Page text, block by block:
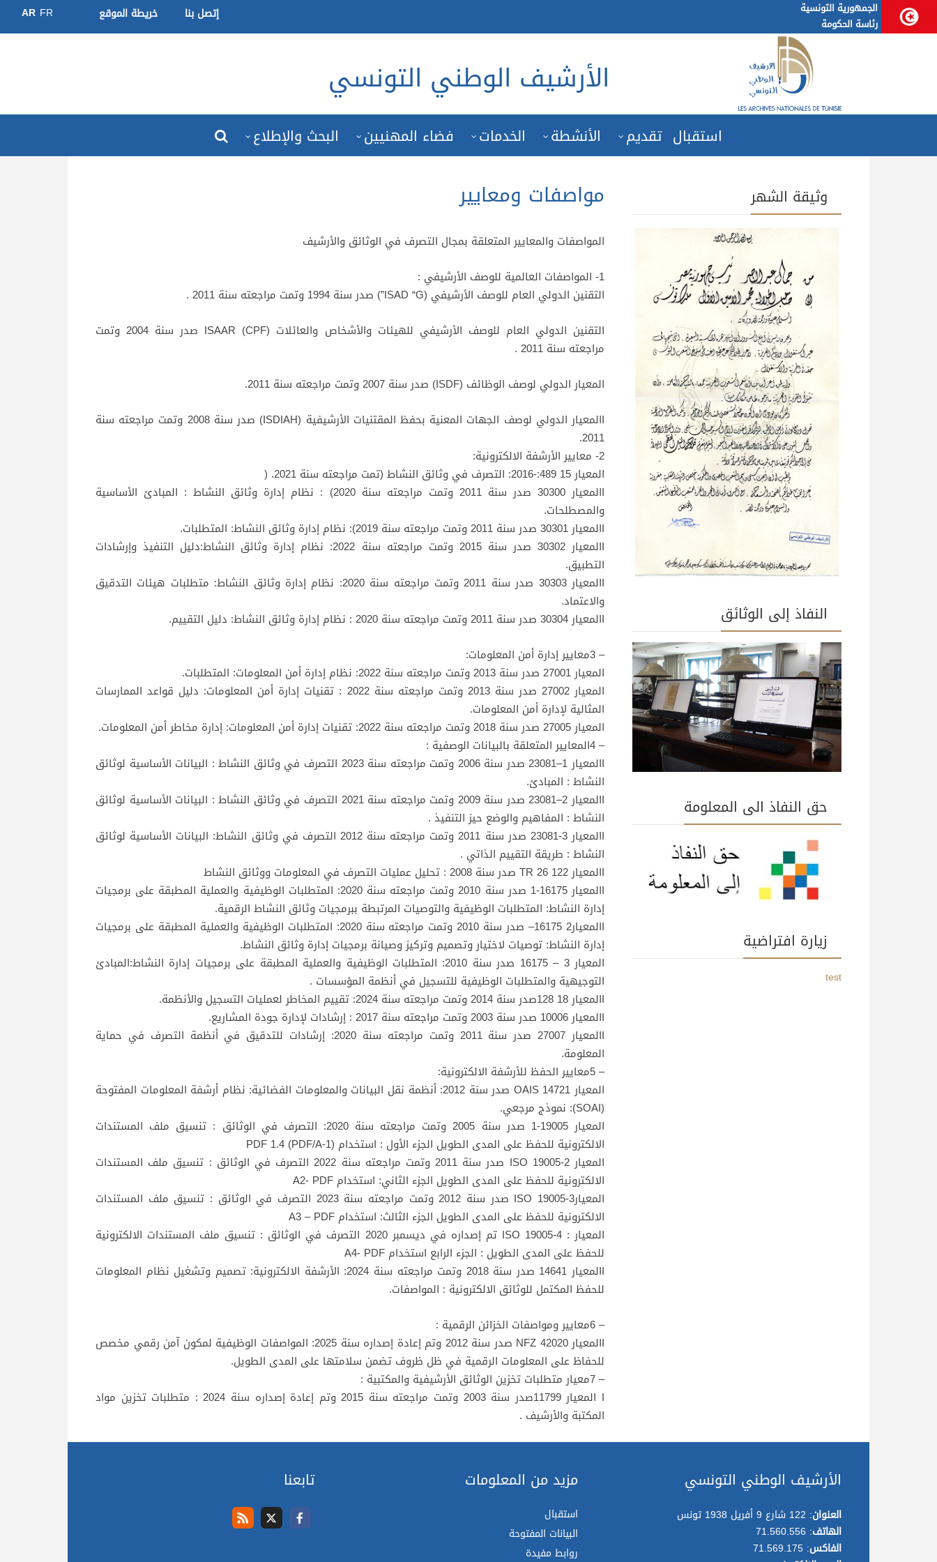
الجمهورية التونسية
رئاسة الحكومة
AR FR خريطة الموقع إتصل بنا
الأرشيف الوطني التونسي
استقبال تقديم الأنشطة الخدمات فضاء المهنيين البحث والإطلاع
مواصفات ومعايير
المواصفات والمعايير المتعلقة بمجال التصرف في الوثائق والأرشيف
1- المواصفات العالمية للوصف الأرشيفي :
التقنين الدولي العام للوصف الأرشيفي (ISAD “G”) صدر سنة 1994 وتمت مراجعته سنة 2011 .
التقنين الدولي العام للوصف الأرشيفي للهيئات والأشخاص والعائلات ISAAR (CPF) صدر سنة 2004 وتمت
مراجعته سنة 2011 .
المعيار الدولي لوصف الوظائف (ISDF) صدر سنة 2007 وتمت مراجعته سنة 2011.
Iالمعيار الدولي لوصف الجهات المعنية بحفظ المقتنيات الأرشيفية (ISDIAH) صدر سنة 2008 وتمت مراجعته سنة
2011.
2- معايير الأرشفة الالكترونية:
المعيار 15 489:-2016: التصرف في وثائق النشاط (تمت مراجعته سنة 2021. (
Iالمعيار 30300 صدر سنة 2011 وتمت مراجعته سنة 2020) : نظام إدارة وثائق النشاط : المبادئ الأساسية
والمصطلحات.
Iالمعيار 30301 صدر سنة 2011 وتمت مراجعته سنة 2019): نظام إدارة وثائق النشاط: المتطلبات.
Iالمعيار 30302 صدر سنة 2015 وتمت مراجعته سنة 2022: نظام إدارة وثائق النشاط:دليل التنفيذ وإرشادات
التطبيق.
Iالمعيار 30303 صدر سنة 2011 وتمت مراجعته سنة 2020: نظام إدارة وثائق النشاط: متطلبات هيئات التدقيق
والاعتماد.
Iالمعيار 30304 صدر سنة 2011 وتمت مراجعته سنة 2020 : نظام إدارة وثائق النشاط: دليل التقييم.
– 3معايير إدارة أمن المعلومات:
المعيار 27001 صدر سنة 2013 وتمت مراجعته سنة 2022: نظام إدارة أمن المعلومات: المتطلبات.
المعيار 27002 صدر سنة 2013 وتمت مراجعته سنة 2022 : تقنيات إدارة أمن المعلومات: دليل قواعد الممارسات
المثالية لإدارة أمن المعلومات.
المعيار 27005 صدر سنة 2018 وتمت مراجعته سنة 2022: تقنيات إدارة أمن المعلومات: إدارة مخاطر أمن المعلومات.
– 4المعايير المتعلقة بالبيانات الوصفية :
Iالمعيار 1–23081 صدر سنة 2006 وتمت مراجعته سنة 2023 التصرف في وثائق النشاط : البيانات الأساسية لوثائق
النشاط : المبادئ.
Iالمعيار 2–23081 صدر سنة 2009 وتمت مراجعته سنة 2021 التصرف في وثائق النشاط : البيانات الأساسية لوثائق
النشاط : المفاهيم والوضع حيز التنفيذ .
Iالمعيار 3-23081 صدر سنة 2011 وتمت مراجعته سنة 2012 التصرف في وثائق النشاط: البيانات الأساسية لوثائق
النشاط : طريقة التقييم الذاتي .
Iالمعيار TR 26 122 صدر سنة 2008 : تحليل عمليات التصرف في المعلومات ووثائق النشاط
Iالمعيار 16175-1 صدر سنة 2010 وتمت مراجعته سنة 2020: المتطلبات الوظيفية والعملية المطبقة على برمجيات
إدارة النشاط: المتطلبات الوظيفية والتوصيات المرتبطة ببرمجيات وثائق النشاط الرقمية.
Iالمعيار2 16175– صدر سنة 2010 وتمت مراجعته سنة 2020: المتطلبات الوظيفية والعملية المطبقة على برمجيات
إدارة النشاط: توصيات لاختيار وتصميم وتركيز وصيانة برمجيات إدارة وثائق النشاط.
المعيار 3 – 16175 صدر سنة 2010: المتطلبات الوظيفية والعملية المطبقة على برمجيات إدارة النشاط:المبادئ
التوجيهية والمتطلبات الوظيفية للتسجيل في أنظمة المؤسسات .
Iالمعيار 18 128صدر سنة 2014 وتمت مراجعته سنة 2024: تقييم المخاطر لعمليات التسجيل والأنظمة.
Iالمعيار 10006 صدر سنة 2003 وتمت مراجعته سنة 2017 : إرشادات لإدارة جودة المشاريع.
Iالمعيار 27007 صدر سنة 2011 وتمت مراجعته سنة 2020: إرشادات للتدقيق في أنظمة التصرف في حماية
المعلومة.
– 5معايير الحفظ للأرشفة الالكترونية:
المعيار OAIS 14721 صدر سنة 2012: أنظمة نقل البيانات والمعلومات الفضائية: نظام أرشفة المعلومات المفتوحة
(SOAI): نموذج مرجعي.
المعيار 19005-1 صدر سنة 2005 وتمت مراجعته سنة 2020: التصرف في الوثائق : تنسيق ملف المستندات
الالكترونية للحفظ على المدى الطويل الجزء الأول : استخدام (PDF/A-1) PDF 1.4
المعيار ISO 19005-2 صدر سنة 2011 وتمت مراجعته سنة 2022 التصرف في الوثائق : تنسيق ملف المستندات
الالكترونية للحفظ على المدى الطويل الجزء الثاني: استخدام A2- PDF
المعيارISO 19005-3 صدر سنة 2012 وتمت مراجعته سنة 2023 التصرف في الوثائق : تنسيق ملف المستندات
الالكترونية للحفظ على المدى الطويل الجزء الثالث: استخدام A3 – PDF
المعيار : ISO 19005-4 تم إصداره في ديسمبر 2020 التصرف في الوثائق : تنسيق ملف المستندات الالكترونية
للحفظ على المدى الطويل : الجزء الرابع استخدام A4- PDF
Iالمعيار 14641 صدر سنة 2018 وتمت مراجعته سنة 2024: الأرشفة الالكترونية: تصميم وتشغيل نظام المعلومات
للحفظ المكتمل للوثائق الالكترونية : المواصفات.
– 6معايير ومواصفات الخزائن الرقمية :
Iالمعيار NFZ 42020 صدر سنة 2012 وتم إعادة إصداره سنة 2025: المواصفات الوظيفية لمكون آمن رقمي مخصص
للحفاظ على المعلومات الرقمية في ظل ظروف تضمن سلامتها على المدى الطويل.
– 7معيار متطلبات تخزين الوثائق الأرشيفية والمكتبية :
I المعيار 11799صدر سنة 2003 وتمت مراجعته سنة 2015 وتم إعادة إصداره سنة 2024 : متطلبات تخزين مواد
المكتبة والأرشيف .
وثيقة الشهر
النفاذ إلى الوثائق
حق النفاذ الى المعلومة
زيارة افتراضية
test
تابعنا مزيد من المعلومات
استقبال
البيانات المفتوحة
روابط مفيدة
الأرشيف الوطني التونسي
العنوان: 122 شارع 9 أفريل 1938 تونس
الهاتف: 71.560.556
الفاكس: 71.569.175